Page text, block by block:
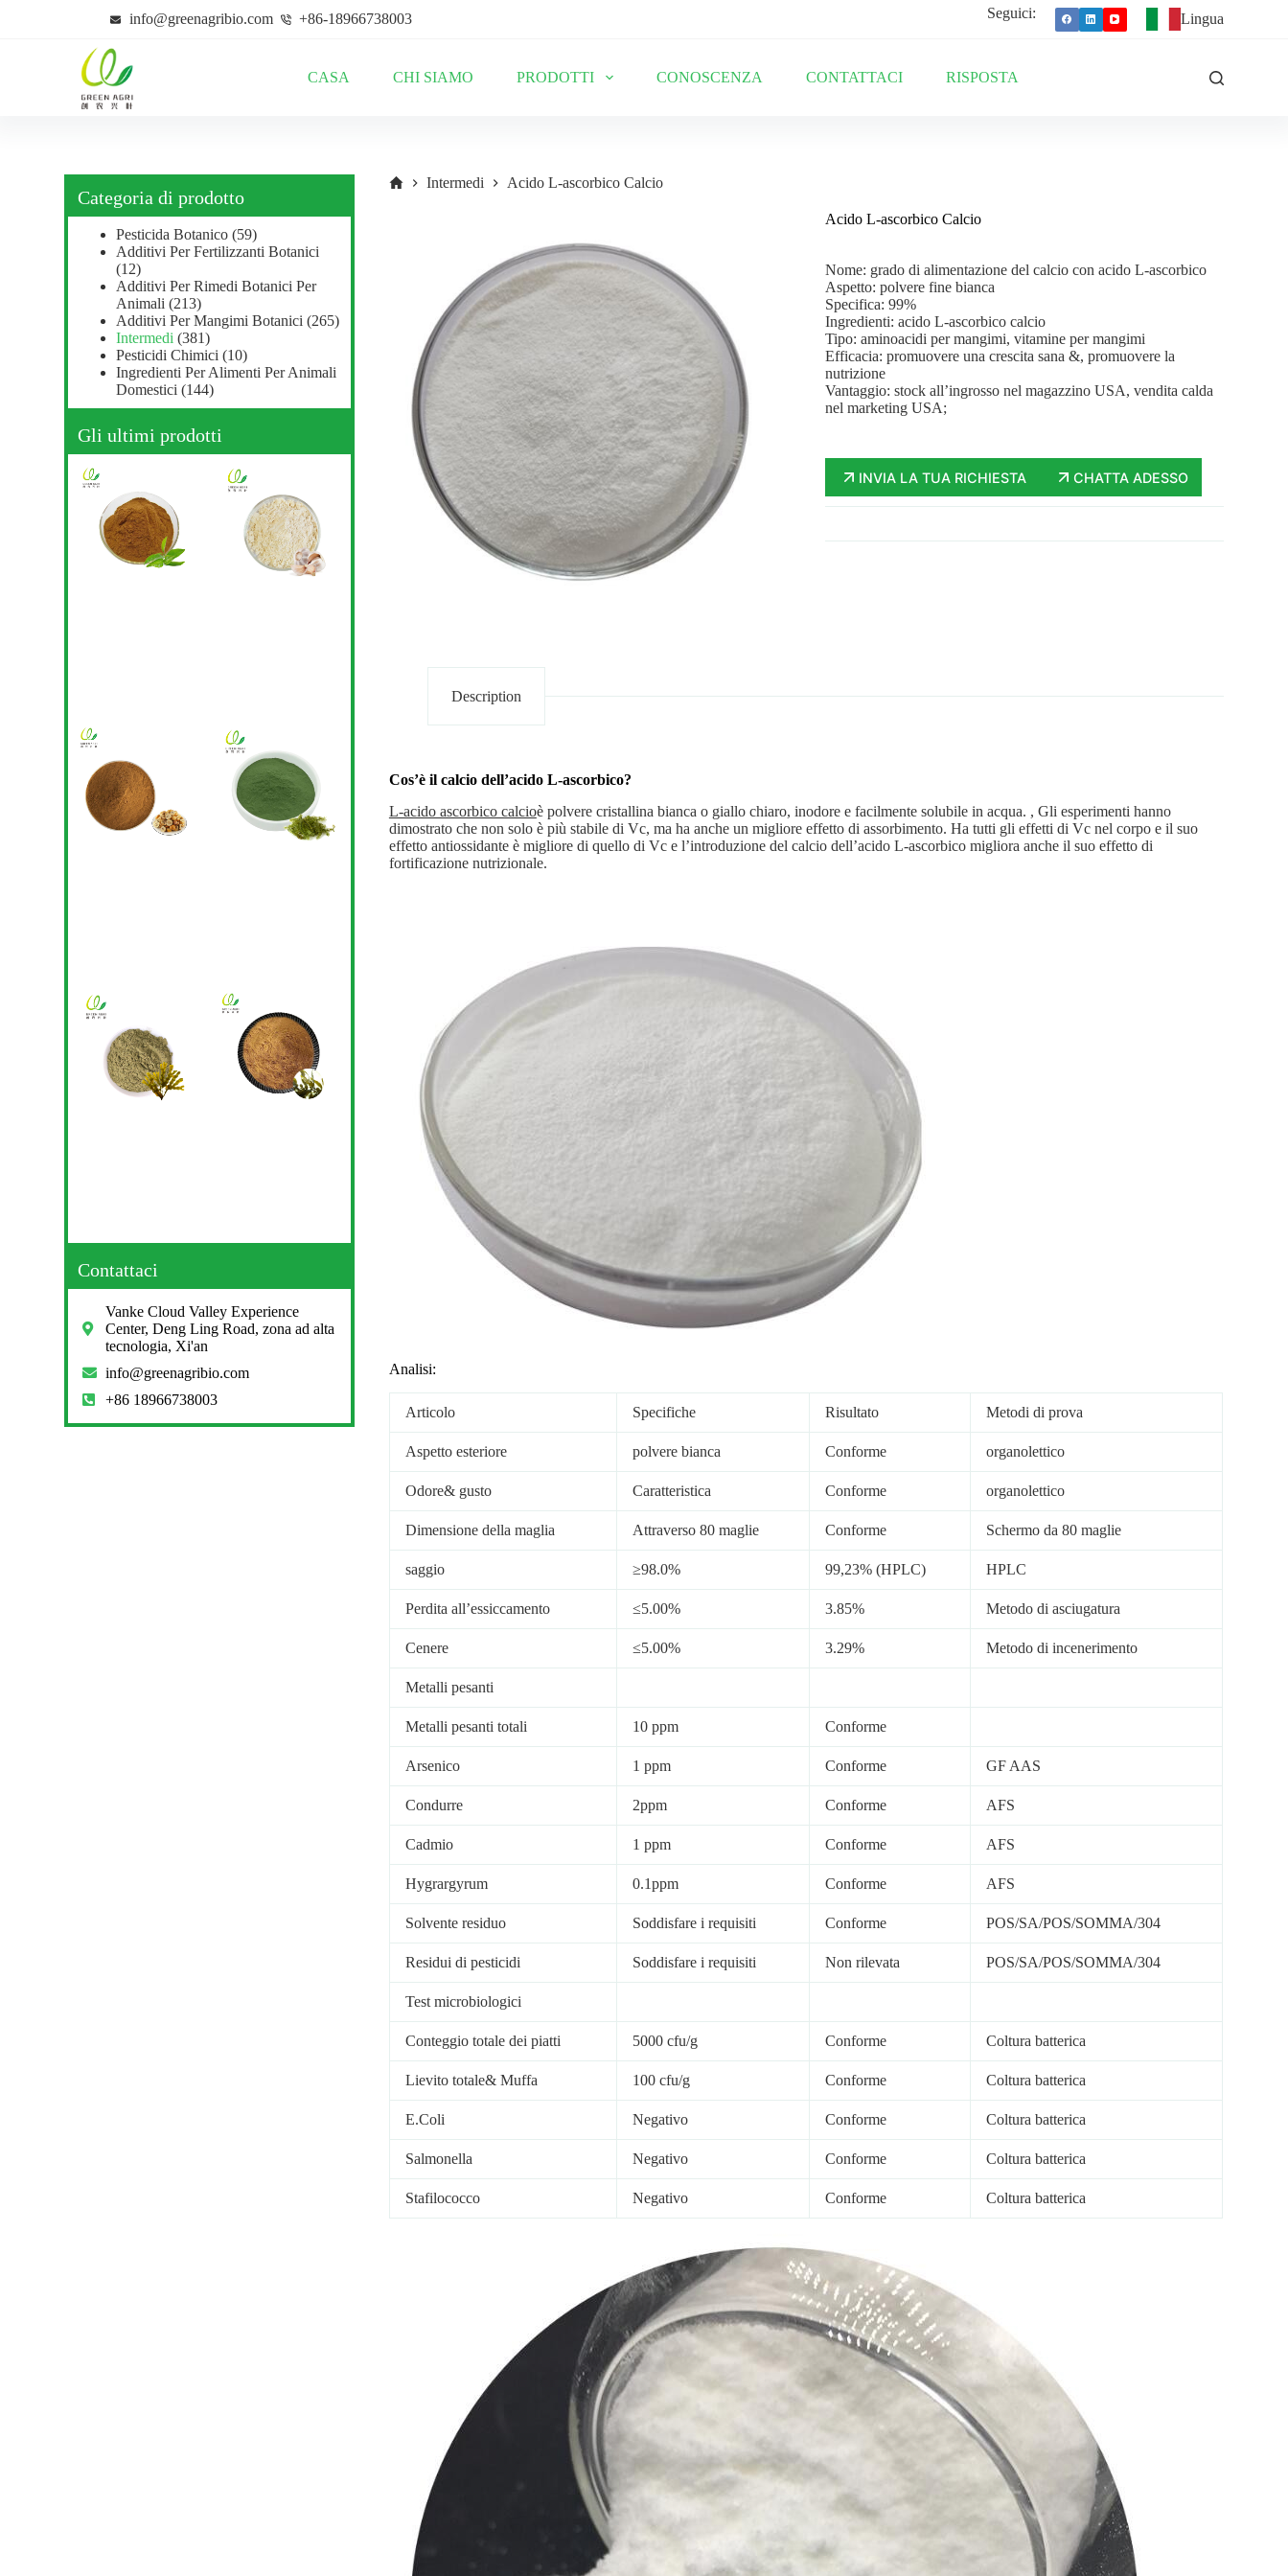
info@greenagribio.com +86-18966738003 Seguici: Lingua
CASA CHI SIAMO PRODOTTI CONOSCENZA CONTATTACI RISPOSTA
Intermedi Acido L-ascorbico Calcio
Acido L-ascorbico Calcio
Nome: grado di alimentazione del calcio con acido L-ascorbico
Aspetto: polvere fine bianca
Specifica: 99%
Ingredienti: acido L-ascorbico calcio
Tipo: aminoacidi per mangimi, vitamine per mangimi
Efficacia: promuovere una crescita sana &, promuovere la
nutrizione
Vantaggio: stock all’ingrosso nel magazzino USA, vendita calda
nel marketing USA;
INVIA LA TUA RICHIESTA CHATTA ADESSO
Description
Cos’è il calcio dell’acido L-ascorbico?
L-acido ascorbico calcioè polvere cristallina bianca o giallo chiaro, inodore e facilmente solubile in acqua. , Gli esperimenti hanno
dimostrato che non solo è più stabile di Vc, ma ha anche un migliore effetto di assorbimento. Ha tutti gli effetti di Vc nel corpo e il suo
effetto antiossidante è migliore di quello di Vc e l’introduzione del calcio dell’acido L-ascorbico migliora anche il suo effetto di
fortificazione nutrizionale.
Analisi:
Articolo Specifiche Risultato Metodi di prova
Aspetto esteriore polvere bianca Conforme organolettico
Odore& gusto Caratteristica Conforme organolettico
Dimensione della maglia Attraverso 80 maglie Conforme Schermo da 80 maglie
saggio ≥98.0% 99,23% (HPLC) HPLC
Perdita all’essiccamento ≤5.00% 3.85% Metodo di asciugatura
Cenere ≤5.00% 3.29% Metodo di incenerimento
Metalli pesanti
Metalli pesanti totali 10 ppm Conforme
Arsenico 1 ppm Conforme GF AAS
Condurre 2ppm Conforme AFS
Cadmio 1 ppm Conforme AFS
Hygrargyrum 0.1ppm Conforme AFS
Solvente residuo Soddisfare i requisiti Conforme POS/SA/POS/SOMMA/304
Residui di pesticidi Soddisfare i requisiti Non rilevata POS/SA/POS/SOMMA/304
Test microbiologici
Conteggio totale dei piatti 5000 cfu/g Conforme Coltura batterica
Lievito totale& Muffa 100 cfu/g Conforme Coltura batterica
E.Coli Negativo Conforme Coltura batterica
Salmonella Negativo Conforme Coltura batterica
Stafilococco Negativo Conforme Coltura batterica
Categoria di prodotto
Pesticida Botanico (59)
Additivi Per Fertilizzanti Botanici
(12)
Additivi Per Rimedi Botanici Per
Animali (213)
Additivi Per Mangimi Botanici (265)
Intermedi (381)
Pesticidi Chimici (10)
Ingredienti Per Alimenti Per Animali
Domestici (144)
Gli ultimi prodotti
Contattaci
Vanke Cloud Valley Experience
Center, Deng Ling Road, zona ad alta
tecnologia, Xi'an
info@greenagribio.com
+86 18966738003